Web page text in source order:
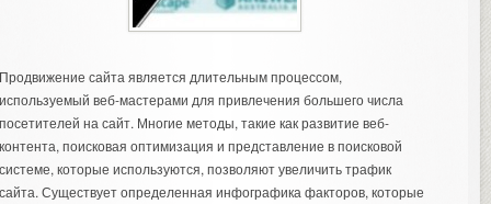
сайта является длительным процессом,
веб-мастерами для привлечения большего числа
на сайт. Многие методы, такие как развитие веб-
поисковая оптимизация и представление в поисковой
которые используются, позволяют увеличить трафик
Существует определенная инфографика факторов, которые